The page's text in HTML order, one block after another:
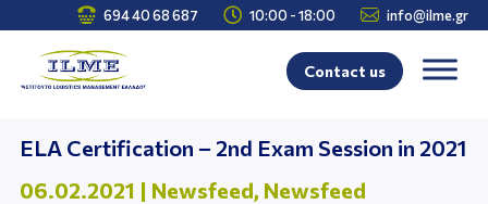
 694 40 68 687  10:00 - 18:00  info@ilme.gr
Contact us
ELA Certification – 2nd Exam Session in 2021
06.02.2021 | Newsfeed, Newsfeed